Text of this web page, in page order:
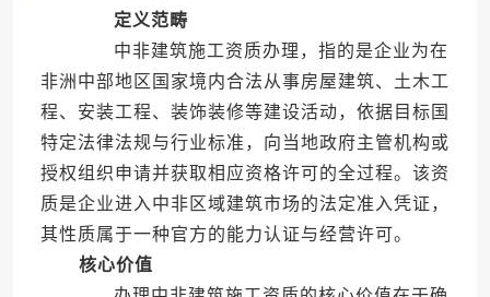
定义范畴
中非建筑施工资质办理，指的是企业为在
非洲中部地区国家境内合法从事房屋建筑、土木工
程、安装工程、装饰装修等建设活动，依据目标国
特定法律法规与行业标准，向当地政府主管机构或
授权组织申请并获取相应资格许可的全过程。该资
质是企业进入中非区域建筑市场的法定准入凭证，
其性质属于一种官方的能力认证与经营许可。
核心价值